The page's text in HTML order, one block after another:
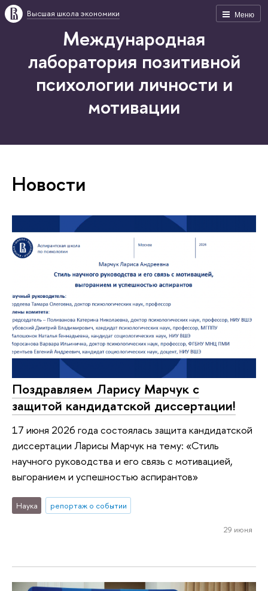
Меню
Высшая школа экономики
Международная
лаборатория позитивной
психологии личности и
мотивации
Новости
Поздравляем Ларису Марчук с
защитой кандидатской диссертации!
17 июня 2026 года состоялась защита кандидатской
диссертации Ларисы Марчук на тему: «Стиль
научного руководства и его связь с мотивацией,
выгоранием и успешностью аспирантов»
Наука репортаж о событии
29 июня